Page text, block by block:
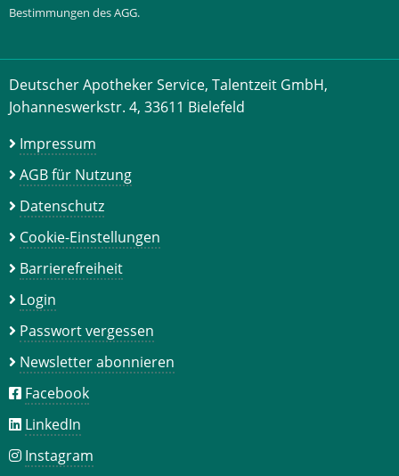
Bestimmungen des AGG.
Deutscher Apotheker Service, Talentzeit GmbH,
Johanneswerkstr. 4, 33611 Bielefeld
Impressum
AGB für Nutzung
Datenschutz
Cookie-Einstellungen
Barrierefreiheit
Login
Passwort vergessen
Newsletter abonnieren
Facebook
LinkedIn
Instagram